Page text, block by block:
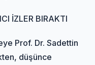
İZLER BIRAKTI
Prof. Dr. Sadettin
düşünce